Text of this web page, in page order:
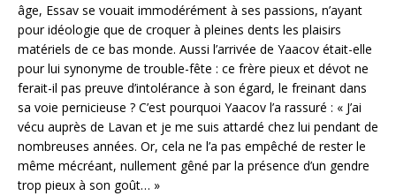
âge, Essav se vouait immodérément à ses passions, n’ayant
pour idéologie que de croquer à pleines dents les plaisirs
matériels de ce bas monde. Aussi l’arrivée de Yaacov était-elle
pour lui synonyme de trouble-fête : ce frère pieux et dévot ne
ferait-il pas preuve d’intolérance à son égard, le freinant dans
sa voie pernicieuse ? C’est pourquoi Yaacov l’a rassuré : « J’ai
vécu auprès de Lavan et je me suis attardé chez lui pendant de
nombreuses années. Or, cela ne l’a pas empêché de rester le
même mécréant, nullement gêné par la présence d’un gendre
trop pieux à son goût… »